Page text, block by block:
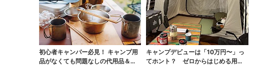
初心者キャンパー必見！ キャンプ用
品がなくても問題なしの代用品＆レ
キャンプデビューは「10万円〜」っ
てホント？ ゼロからはじめる用品